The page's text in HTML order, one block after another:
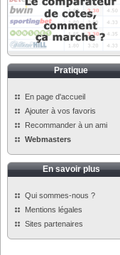
Pratique
En page d'accueil
Ajouter à vos favoris
Recommander à un ami
Webmasters
En savoir plus
Qui sommes-nous ?
Mentions légales
Sites partenaires